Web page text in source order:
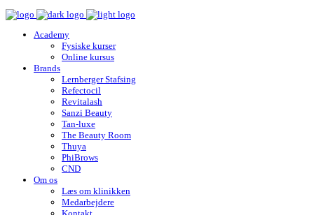
Academy
Fysiske kurser
Online kursus
Brands
Lernberger Stafsing
Refectocil
Revitalash
Sanzi Beauty
Tan-luxe
The Beauty Room
Thuya
PhiBrows
CND
Om os
Læs om klinikken
Medarbejdere